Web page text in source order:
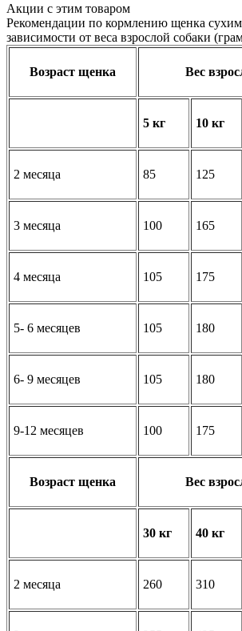
Акции с этим товаром
Рекомендации по кормлению щенка
зависимости от веса взрослой собаки
Возраст щенка Вес
5 кг 10 кг
2 месяца 85 125
3 месяца 100 165
4 месяца 105 175
5- 6 месяцев 105 180
6- 9 месяцев 105 180
9-12 месяцев 100 175
Возраст щенка Вес
30 кг 40 кг
2 месяца 260 310